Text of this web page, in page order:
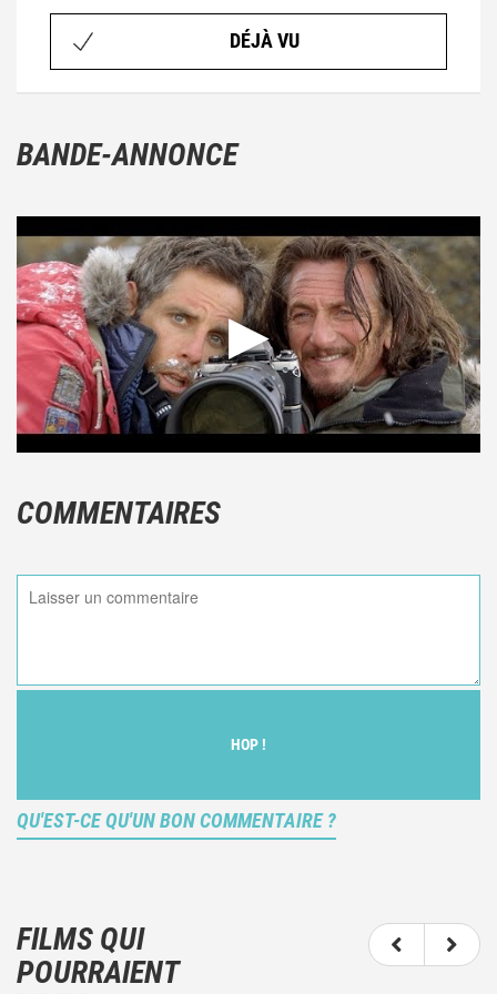
DÉJÀ VU
BANDE-ANNONCE
COMMENTAIRES
HOP !
QU'EST-CE QU'UN BON COMMENTAIRE ?
votre ressenti (et donc subjectif) du film.
N'hésitez pas à décrire clairement vos émotions
plutôt qu'à décrire le film.
FILMS QUI
POURRAIENT